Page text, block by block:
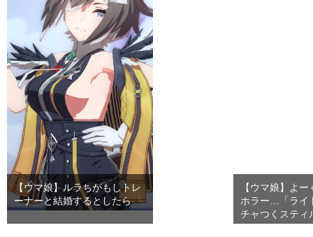
【ウマ娘】ルラちがもしトレ
ーナーと結婚するとしたら
【ウマ娘】よ
ホラー…「ライ
チャつくスティ